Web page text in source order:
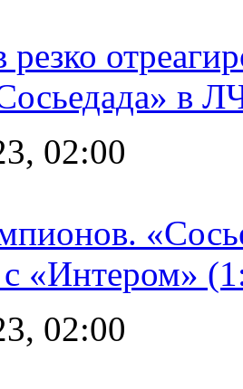
в
02:00
«Интером»
02:00